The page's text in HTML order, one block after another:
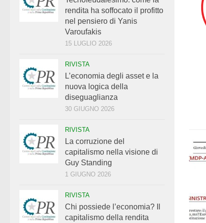
rendita ha soffocato il profitto
nel pensiero di Yanis
Varoufakis
15 LUGLIO 2026
RIVISTA
L’economia degli asset e la
nuova logica della
diseguaglianza
30 GIUGNO 2026
RIVISTA
La corruzione del
capitalismo nella visione di
Guy Standing
1 GIUGNO 2026
RIVISTA
Chi possiede l’economia? Il
capitalismo della rendita